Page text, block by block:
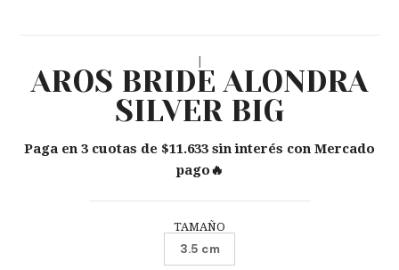
|
AROS BRIDE ALONDRA
SILVER BIG
Paga en 3 cuotas de $11.633 sin interés con Mercado
pago🔥
TAMAÑO
3.5 cm